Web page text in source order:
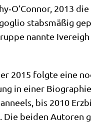
2013
stabs­mä­ßig
nann­te Ive­reigh
2015 folg­te eine
in einer
bis 2010
Die bei­den Autoren